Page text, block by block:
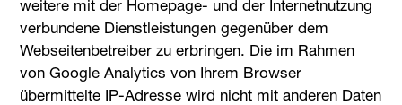
weitere mit der Homepage- und der Internetnutzung
verbundene Dienstleistungen gegenüber dem
Webseitenbetreiber zu erbringen. Die im Rahmen
von Google Analytics von Ihrem Browser
übermittelte IP-Adresse wird nicht mit anderen Daten